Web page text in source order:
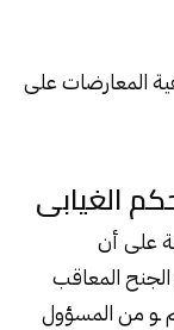
المعارضات على
الغيابى
على أن
الجنح المعاقب
ـو من المسؤول